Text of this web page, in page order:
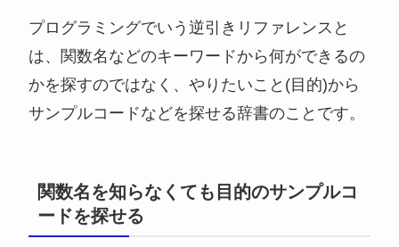
プログラミングでいう逆引きリファレンスと
は、関数名などのキーワードから何ができるの
かを探すのではなく、やりたいこと(目的)から
サンプルコードなどを探せる辞書のことです。
関数名を知らなくても目的のサンプルコ
ードを探せる